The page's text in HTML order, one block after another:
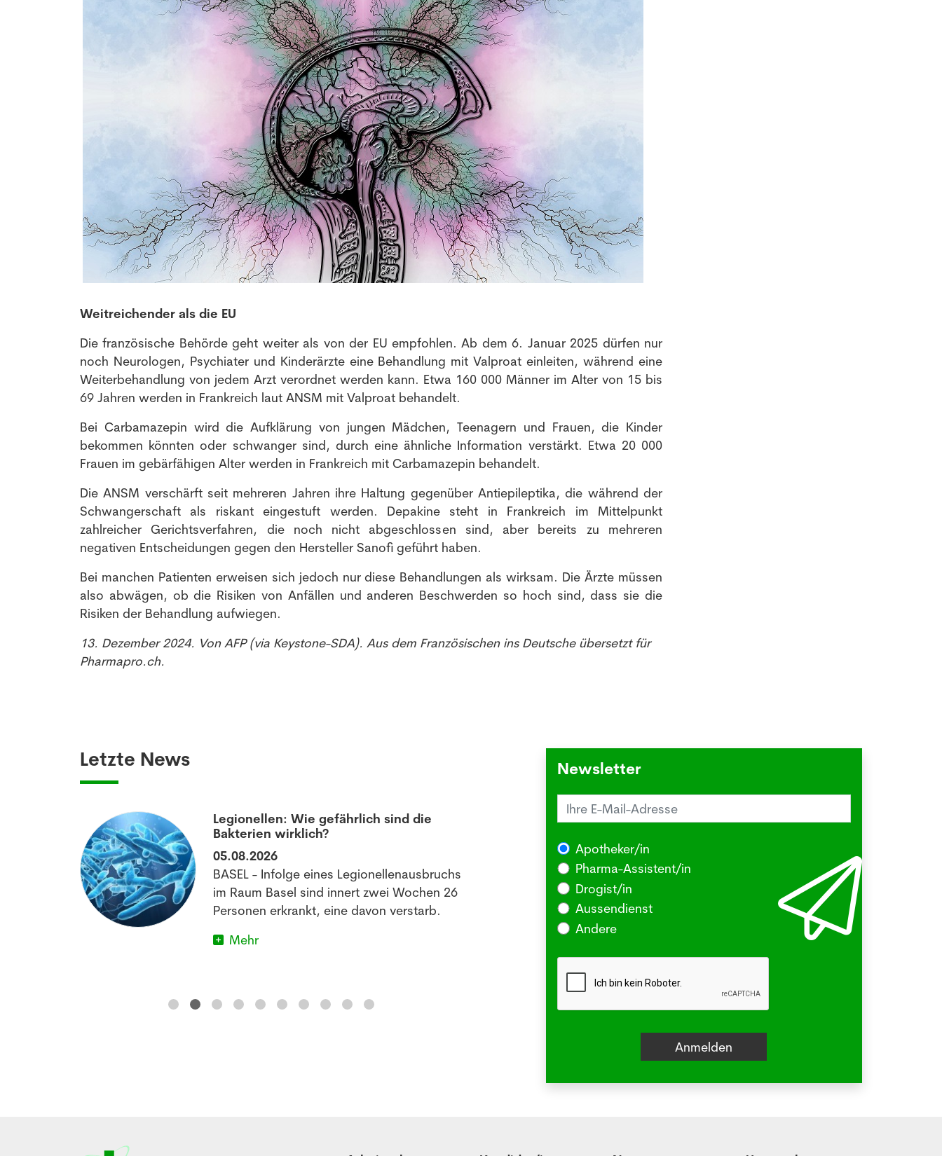
Weitreichender als die EU
Die französische Behörde geht weiter als von der EU empfohlen. Ab dem 6. Januar 2025 dürfen nur
noch Neurologen, Psychiater und Kinderärzte eine Behandlung mit Valproat einleiten, während eine
Weiterbehandlung von jedem Arzt verordnet werden kann. Etwa 160 000 Männer im Alter von 15 bis
69 Jahren werden in Frankreich laut ANSM mit Valproat behandelt.
Bei Carbamazepin wird die Aufklärung von jungen Mädchen, Teenagern und Frauen, die Kinder
bekommen könnten oder schwanger sind, durch eine ähnliche Information verstärkt. Etwa 20 000
Frauen im gebärfähigen Alter werden in Frankreich mit Carbamazepin behandelt.
Die ANSM verschärft seit mehreren Jahren ihre Haltung gegenüber Antiepileptika, die während der
Schwangerschaft als riskant eingestuft werden. Depakine steht in Frankreich im Mittelpunkt
zahlreicher Gerichtsverfahren, die noch nicht abgeschlossen sind, aber bereits zu mehreren
negativen Entscheidungen gegen den Hersteller Sanofi geführt haben.
Bei manchen Patienten erweisen sich jedoch nur diese Behandlungen als wirksam. Die Ärzte müssen
also abwägen, ob die Risiken von Anfällen und anderen Beschwerden so hoch sind, dass sie die
Risiken der Behandlung aufwiegen.
13. Dezember 2024. Von AFP (via Keystone-SDA). Aus dem Französischen ins Deutsche übersetzt für
Pharmapro.ch.
Letzte News
Legionellen: Wie gefährlich sind die
Bakterien wirklich?
05.08.2026
BASEL - Infolge eines Legionellenausbruchs
im Raum Basel sind innert zwei Wochen 26
Personen erkrankt, eine davon verstarb.
Mehr
Juckreiz im Sommer? Schuld sein könnte
03.08.2026
BERLIN - Viele kleine Tierchen sind in den
Sommermonaten unterwegs, die stechen
oder beissen.
Newsletter
Apotheker/in
Pharma-Assistent/in
Drogist/in
Aussendienst
Andere
NEWSLETTER
Anmeldung Newsletter
Melde dich kostenlos für unseren Newsletter an und
erhalte einmal pro Woche die neusten Stellenangebote
und News aus der Welt der Pharmazie und Medizin.